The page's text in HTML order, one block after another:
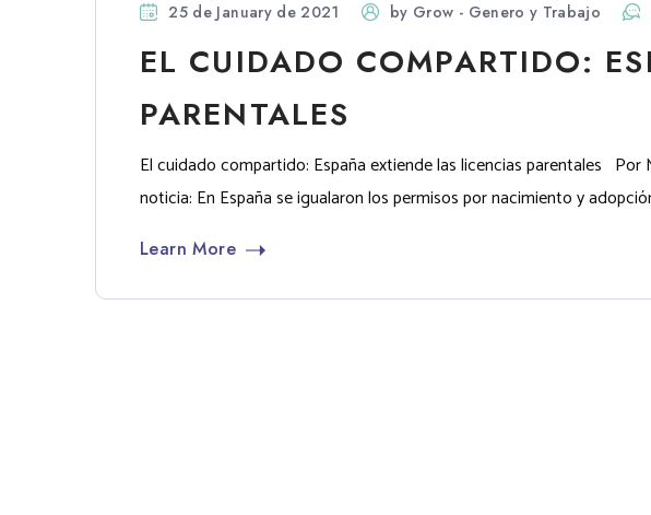
25 de January de 2021 by Grow - Genero y Trabajo
EL CUIDADO COMPARTIDO:
PARENTALES
El cuidado compartido: España extiende las licencias parentales
noticia: En España se igualaron los permisos por nacimiento y
Learn More